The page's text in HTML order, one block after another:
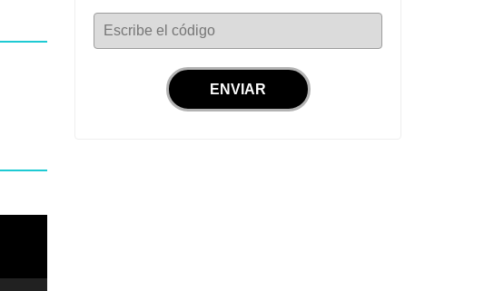
Escribe el código